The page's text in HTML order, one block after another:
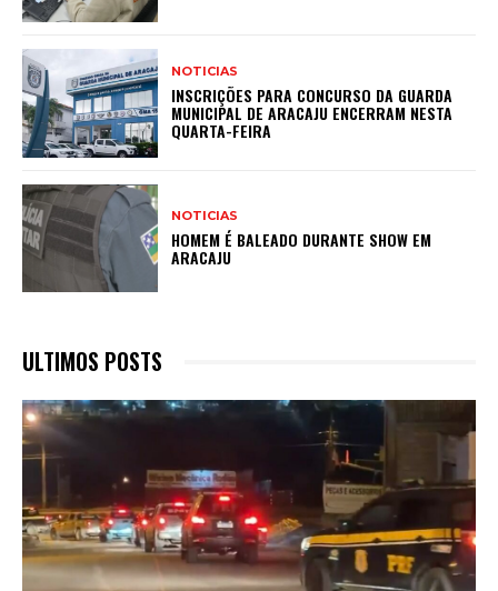
NOTICIAS
INSCRIÇÕES PARA CONCURSO DA GUARDA
MUNICIPAL DE ARACAJU ENCERRAM NESTA
QUARTA-FEIRA
NOTICIAS
HOMEM É BALEADO DURANTE SHOW EM
ARACAJU
ULTIMOS POSTS